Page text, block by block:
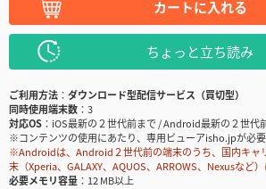
カートに入れる
ちょっと立ち読み
ご利用方法
ダウンロード型配信サービス（買切型）
同時使用端末数
3
対応OS
iOS最新の２世代前まで / Android最新の２世代
※コンテンツの使用にあたり、専用ビューアisho.jpが必要
※Androidは、Android２世代前の端末のうち、国内キャ
末（Xperia、GALAXY、AQUOS、ARROWS、Nexusなど
必要メモリ容量
12 MB以上